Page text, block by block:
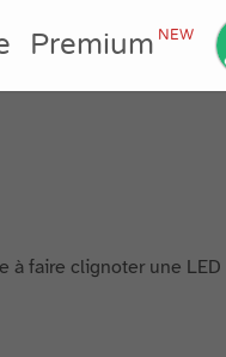
PremiumNEW
faire clignoter une